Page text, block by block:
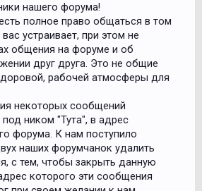
нашего форума!
полное право общаться в том
устраивает, при этом не
общения на форуме и об
друг друга. Это не общие
рабочей атмосферы для
некоторых сообщений
ником "Тута", в адрес
форума. К нам поступило
наших форумчанок удалить
с тем, чтобы закрыть данную
которого эти сообщения